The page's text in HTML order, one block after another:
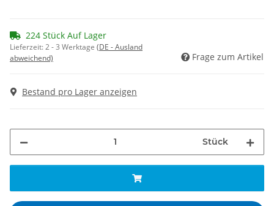
224 Stück Auf Lager
Lieferzeit:2 - 3 Werktage (DE - Ausland
abweichend)
Frage zum Artikel
Bestand pro Lager anzeigen
Stück